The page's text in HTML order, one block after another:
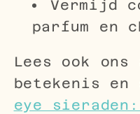
Vermijd
parfum en
Lees ook
betekenis
eye